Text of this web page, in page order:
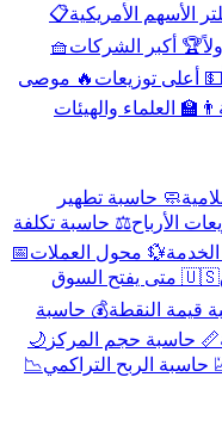
الأسهم الأمريكية📋
🏆 أكبر الشركات🧺
💵 أعلى توزيعات 🔥 موصى
👨‍🏫 العلماء والهيئات
🧼 حاسبة تطهير
الأرباح⚖️ حاسبة تكلفة
💱 محول العملات📅
🇺🇸 متى يفتح السوق
قيمة النقطة💰 حاسبة
📏 حاسبة حجم المركز 🌙
حاسبة الربح التراكمي📉